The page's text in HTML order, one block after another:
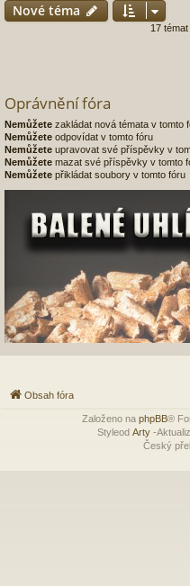
Nové téma
17
Oprávnění fóra
Nemůžete zakládat nová témata v tomto
Nemůžete odpovídat v tomto fóru
Nemůžete upravovat své příspěvky v
Nemůžete mazat své příspěvky v tomto
Nemůžete přikládat soubory v tomto fóru
Obsah fóra
Založeno na phpBB®
Styleod Arty-
Český